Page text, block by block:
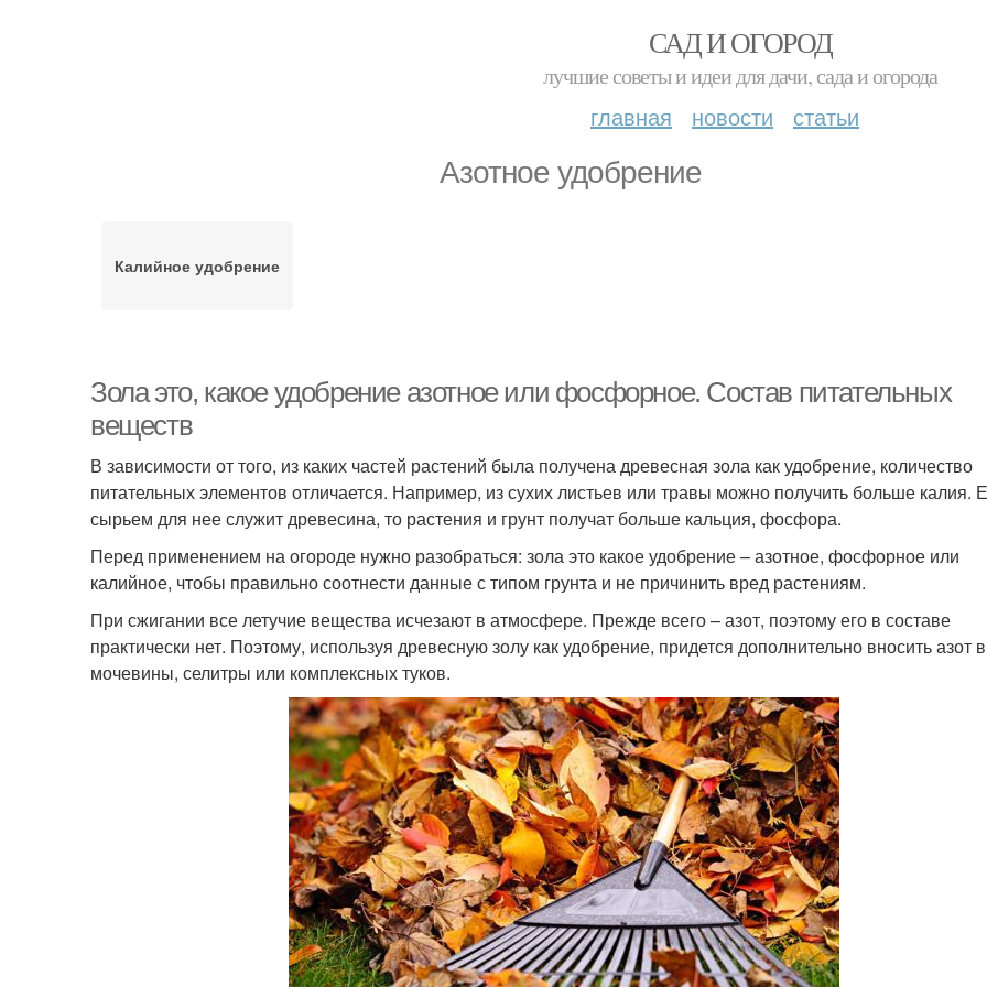
САД И ОГОРОД
лучшие советы и идеи для дачи, сада и огорода
главная новости статьи
Азотное удобрение
Калийное удобрение
Зола это, какое удобрение азотное или фосфорное. Состав питательных
веществ
В зависимости от того, из каких частей растений была получена древесная зола как удобрение, количество
питательных элементов отличается. Например, из сухих листьев или травы можно получить больше калия.
сырьем для нее служит древесина, то растения и грунт получат больше кальция, фосфора.
Перед применением на огороде нужно разобраться: зола это какое удобрение – азотное, фосфорное или
калийное, чтобы правильно соотнести данные с типом грунта и не причинить вред растениям.
При сжигании все летучие вещества исчезают в атмосфере. Прежде всего – азот, поэтому его в составе
практически нет. Поэтому, используя древесную золу как удобрение, придется дополнительно вносить азот
мочевины, селитры или комплексных туков.